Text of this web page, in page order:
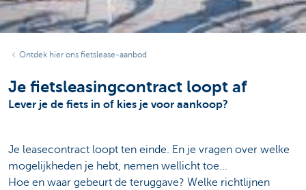
Ontdek hier ons fietslease-aanbod
Je fietsleasingcontract loopt af
Lever je de fiets in of kies je voor aankoop?
Je leasecontract loopt ten einde. En je vragen over welke
mogelijkheden je hebt, nemen wellicht toe...
Hoe en waar gebeurt de teruggave? Welke richtlijnen